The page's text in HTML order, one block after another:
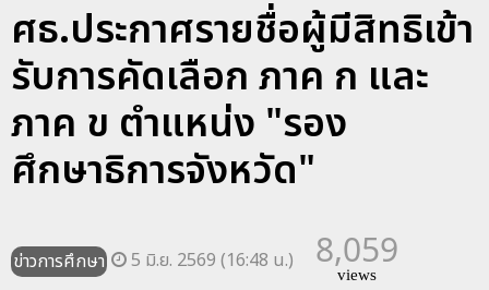
ศธ.ประกาศรายชื่อผู้มีสิทธิเข้า
รับการคัดเลือก ภาค ก และ
ภาค ข ตำแหน่ง "รอง
ศึกษาธิการจังหวัด"
ข่าวการศึกษา 5 มิ.ย. 2569 (16:48 น.) 8,059
views